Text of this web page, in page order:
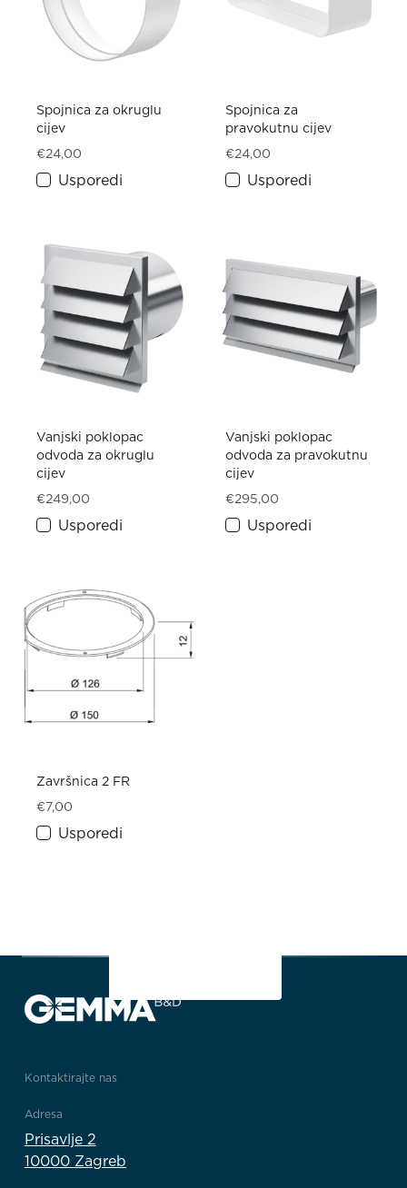
Spojnica za okruglu
cijev
€24,00
Usporedi
Spojnica za
pravokutnu cijev
€24,00
Usporedi
Vanjski poklopac
odvoda za okruglu
cijev
€249,00
Usporedi
Vanjski poklopac
odvoda za pravokutnu
cijev
€295,00
Usporedi
Završnica 2 FR
€7,00
Usporedi
Kontaktirajte nas
Adresa
Prisavlje 2
10000 Zagreb